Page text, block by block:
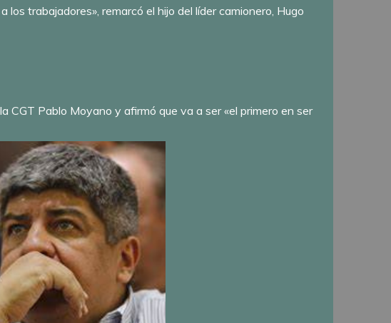
trabajadores», remarcó el hijo del líder camionero, Hugo
CGT Pablo Moyano y afirmó que va a ser «el primero en ser